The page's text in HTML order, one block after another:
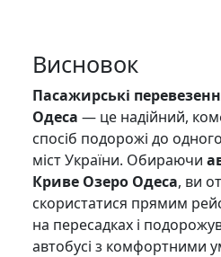
Висновок
Пасажирські
Одеса — це надійний,
спосіб подорожі до
міст України. Обираючи
Криве Озеро Одеса, ви
скористатися прямим
на пересадках і
автобусі з комфортними